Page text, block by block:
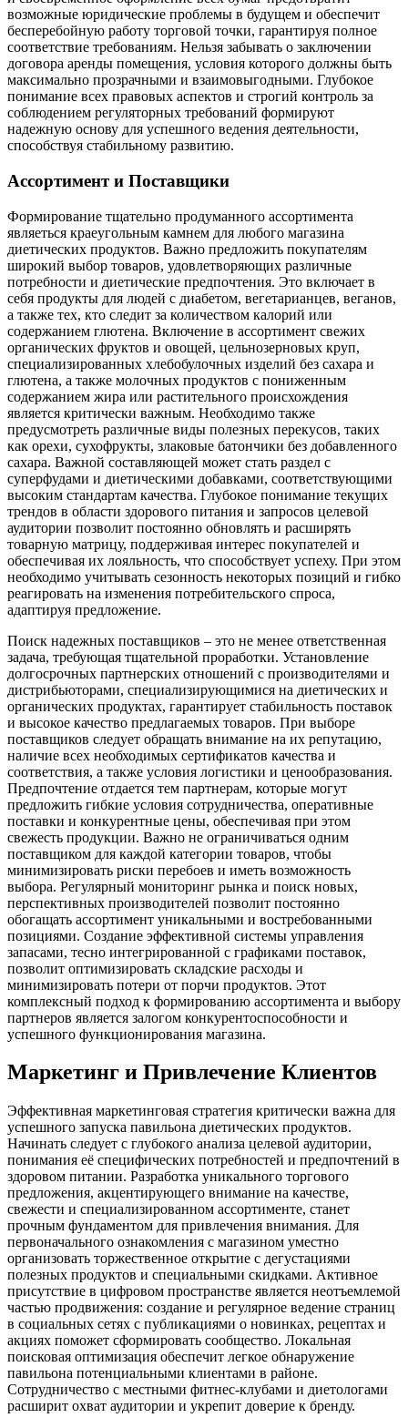
возможные юридические проблемы в будущем и обеспечит
бесперебойную работу торговой точки, гарантируя полное
соответствие требованиям. Нельзя забывать о заключении
договора аренды помещения, условия которого должны быть
максимально прозрачными и взаимовыгодными. Глубокое
понимание всех правовых аспектов и строгий контроль за
соблюдением регуляторных требований формируют
надежную основу для успешного ведения деятельности,
способствуя стабильному развитию.
Ассортимент и Поставщики
Формирование тщательно продуманного ассортимента
являеться краеугольным камнем для любого магазина
диетических продуктов. Важно предложить покупателям
широкий выбор товаров, удовлетворяющих различные
потребности и диетические предпочтения. Это включает в
себя продукты для людей с диабетом, вегетарианцев, веганов,
а также тех, кто следит за количеством калорий или
содержанием глютена. Включение в ассортимент свежих
органических фруктов и овощей, цельнозерновых круп,
специализированных хлебобулочных изделий без сахара и
глютена, а также молочных продуктов с пониженным
содержанием жира или растительного происхождения
является критически важным. Необходимо также
предусмотреть различные виды полезных перекусов, таких
как орехи, сухофрукты, злаковые батончики без добавленного
сахара. Важной составляющей может стать раздел с
суперфудами и диетическими добавками, соответствующими
высоким стандартам качества. Глубокое понимание текущих
трендов в области здорового питания и запросов целевой
аудитории позволит постоянно обновлять и расширять
товарную матрицу, поддерживая интерес покупателей и
обеспечивая их лояльность, что способствует успеху. При этом
необходимо учитывать сезонность некоторых позиций и гибко
реагировать на изменения потребительского спроса,
адаптируя предложение.
Поиск надежных поставщиков – это не менее ответственная
задача, требующая тщательной проработки. Установление
долгосрочных партнерских отношений с производителями и
дистрибьюторами, специализирующимися на диетических и
органических продуктах, гарантирует стабильность поставок
и высокое качество предлагаемых товаров. При выборе
поставщиков следует обращать внимание на их репутацию,
наличие всех необходимых сертификатов качества и
соответствия, а также условия логистики и ценообразования.
Предпочтение отдается тем партнерам, которые могут
предложить гибкие условия сотрудничества, оперативные
поставки и конкурентные цены, обеспечивая при этом
свежесть продукции. Важно не ограничиваться одним
поставщиком для каждой категории товаров, чтобы
минимизировать риски перебоев и иметь возможность
выбора. Регулярный мониторинг рынка и поиск новых,
перспективных производителей позволит постоянно
обогащать ассортимент уникальными и востребованными
позициями. Создание эффективной системы управления
запасами, тесно интегрированной с графиками поставок,
позволит оптимизировать складские расходы и
минимизировать потери от порчи продуктов. Этот
комплексный подход к формированию ассортимента и выбору
партнеров является залогом конкурентоспособности и
успешного функционирования магазина.
Маркетинг и Привлечение Клиентов
Эффективная маркетинговая стратегия критически важна для
успешного запуска павильона диетических продуктов.
Начинать следует с глубокого анализа целевой аудитории,
понимания её специфических потребностей и предпочтений в
здоровом питании. Разработка уникального торгового
предложения, акцентирующего внимание на качестве,
свежести и специализированном ассортименте, станет
прочным фундаментом для привлечения внимания. Для
первоначального ознакомления с магазином уместно
организовать торжественное открытие с дегустациями
полезных продуктов и специальными скидками. Активное
присутствие в цифровом пространстве является неотъемлемой
частью продвижения: создание и регулярное ведение страниц
в социальных сетях с публикациями о новинках, рецептах и
акциях поможет сформировать сообщество. Локальная
поисковая оптимизация обеспечит легкое обнаружение
павильона потенциальными клиентами в районе.
Сотрудничество с местными фитнес-клубами и диетологами
расширит охват аудитории и укрепит доверие к бренду.